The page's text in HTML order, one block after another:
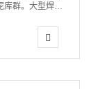
群。大型焊接